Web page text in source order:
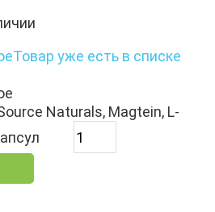
Товар уже есть в списке
Naturals, Magtein, L-